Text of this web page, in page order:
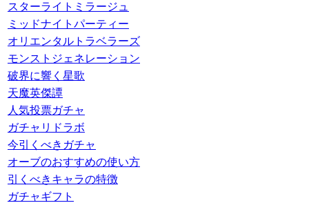
スターライトミラージュ
ミッドナイトパーティー
オリエンタルトラベラーズ
モンストジェネレーション
破界に響く星歌
天魔英傑譚
人気投票ガチャ
ガチャリドラボ
今引くべきガチャ
オーブのおすすめの使い方
引くべきキャラの特徴
ガチャギフト